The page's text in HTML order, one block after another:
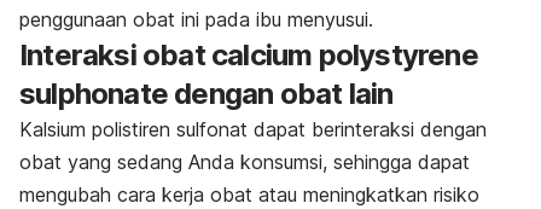
penggunaan obat ini pada ibu menyusui.
Interaksi obatcalcium polystyrene
sulphonate dengan obat lain
Kalsium polistiren sulfonat dapat berinteraksi dengan
obat yang sedang Anda konsumsi, sehingga dapat
mengubah cara kerja obat atau meningkatkan risiko